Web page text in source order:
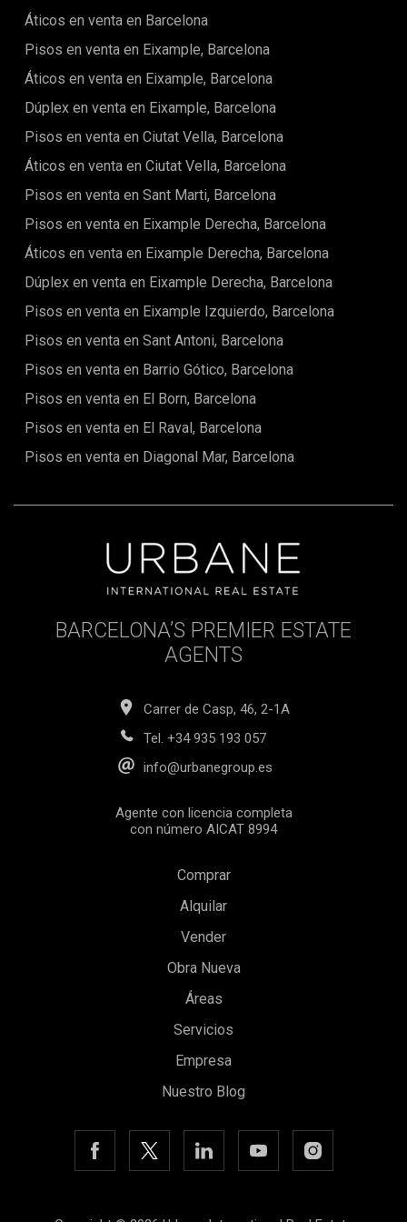
creating an unparalleled urban atmosphere.The property
has been completely renovated to the highest standards by
a boutique developer, where quality and attention to detail
are evident in every corner. High ceilings create a sense of
ensure comfort and insulation. Custom-made woodwork
wardrobes, and carefully selected finishes elevate the
property to a superior level.The living area opens onto a
cityscape views and a direct connection to Barcelona's
peninsula with a spectacular waterfall marble finish, new
Siemens appliances, and an integrated wine cooler—perfect
for enjoying meals and entertaining guests.The property
features two double bedrooms and two full bathrooms. The
spacious dressing room. The bathrooms are equipped with
premium Roca fixtures, combining design and
functionality.As an added value, and something exceptional
in the area, the apartment includes a private parking space
opportunity to own a piece of Barcelona's history,
completely updated for a contemporary lifestyle in one of
the city's most coveted locations.Contact us today to
arrange a private tour and discover it for yourself.The sale
Áticos en venta en Barcelona
Pisos en venta en Eixample, Barcelona
Áticos en venta en Eixample, Barcelona
Dúplex en venta en Eixample, Barcelona
Pisos en venta en Ciutat Vella, Barcelona
Áticos en venta en Ciutat Vella, Barcelona
Pisos en venta en Sant Marti, Barcelona
Pisos en venta en Eixample Derecha, Barcelona
Áticos en venta en Eixample Derecha, Barcelona
Dúplex en venta en Eixample Derecha, Barcelona
Pisos en venta en Eixample Izquierdo, Barcelona
Pisos en venta en Sant Antoni, Barcelona
Pisos en venta en Barrio Gótico, Barcelona
Pisos en venta en El Born, Barcelona
Pisos en venta en El Raval, Barcelona
Pisos en venta en Diagonal Mar, Barcelona
BARCELONA’S PREMIER ESTATE
AGENTS
Carrer de Casp, 46, 2-1A
Tel. +34 935 193 057
info@urbanegroup.es
Agente con licencia completa
con número AICAT 8994
Comprar
Alquilar
Vender
Obra Nueva
Áreas
Servicios
Empresa
Nuestro Blog